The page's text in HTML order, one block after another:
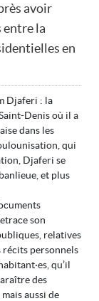
avoir
la
en
Djaferi : la
Denis où il a
dans les
qui
Djaferi se
et plus
son
relatives
récits personnels
qu’il
des
aussi de